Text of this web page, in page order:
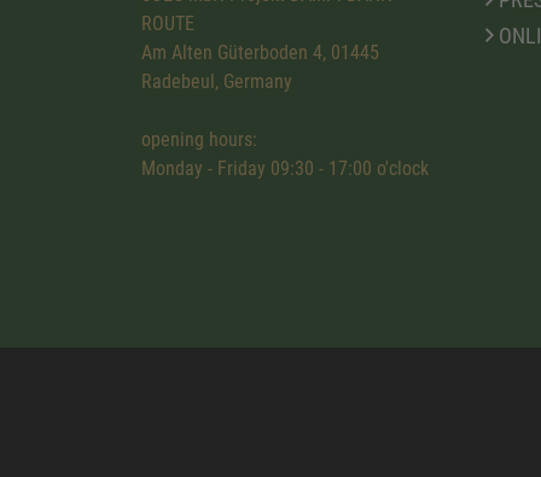
ROUTE
Am Alten Güterboden 4, 01445
Radebeul, Germany
opening hours:
Monday - Friday 09:30 - 17:00 o'clock